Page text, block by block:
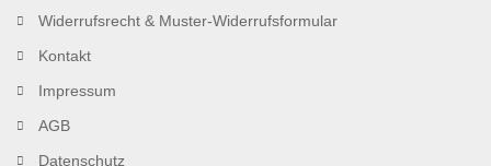
Widerrufsrecht & Muster-Widerrufsformular
Kontakt
Impressum
AGB
Datenschutz